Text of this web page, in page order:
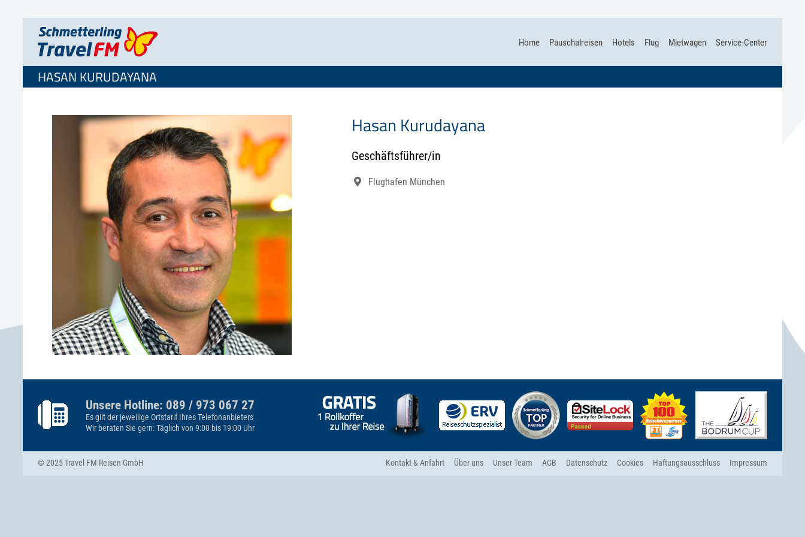
Home Pauschalreisen Hotels Flug Mietwagen Service-Center
HASAN KURUDAYANA
Hasan Kurudayana
Geschäftsführer/in
Flughafen München
Unsere Hotline: 089 / 973 067 27
Es gilt der jeweilige Ortstarif Ihres Telefonanbieters
Wir beraten Sie gern: Täglich von 9:00 bis 19:00 Uhr
© 2025 Travel FM Reisen GmbH Kontakt & Anfahrt Über uns Unser Team AGB Datenschutz Cookies Haftungsausschluss Impressum